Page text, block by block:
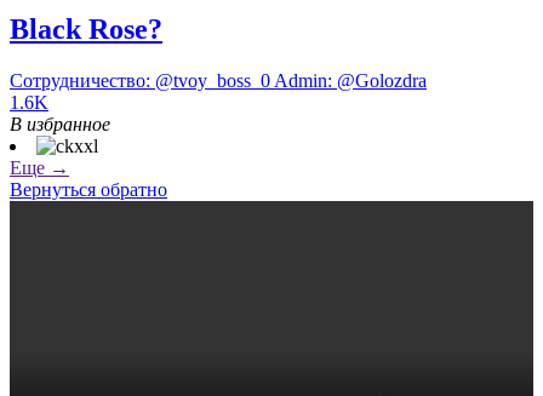
Black Rose?
Сотрудничество: @tvoy_boss_0 Admin: @Golozdra
1.6K
В избранное
Еще →
Вернуться обратно